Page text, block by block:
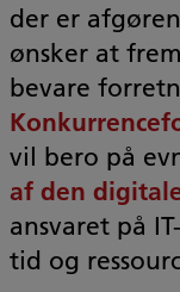
der er
ønsker at
bevare
vil bero på
af den
ansvaret på
tid og